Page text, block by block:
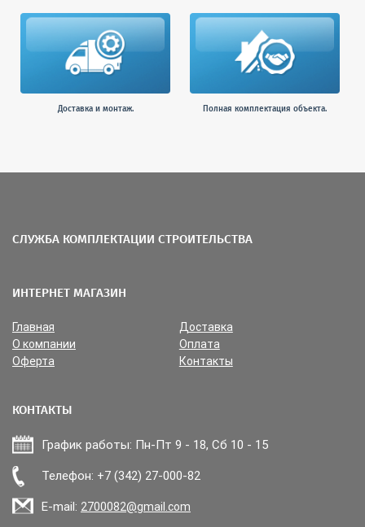
Прикрепить файл
Доставка и монтаж. Полная комплектация объекта.
СЛУЖБА КОМПЛЕКТАЦИИ СТРОИТЕЛЬСТВА
ИНТЕРНЕТ МАГАЗИН
Главная
Доставка
О компании
Оплата
Оферта
Контакты
КОНТАКТЫ
График работы: Пн-Пт 9 - 18, Сб 10 - 15
Телефон: +7 (342) 27-000-82
E-mail: 2700082@gmail.com